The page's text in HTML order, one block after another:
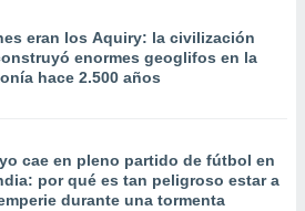
eran los Aquiry: la civilización
enormes geoglifos en la
hace 2.500 años
cae en pleno partido de fútbol en
por qué es tan peligroso estar a
durante una tormenta